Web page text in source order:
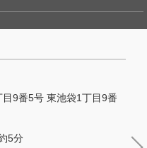
9番5号 東池袋1丁目9番
5分